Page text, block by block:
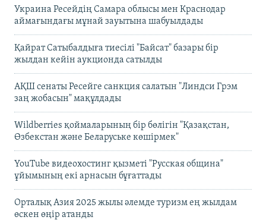
Украина Ресейдің Самара облысы мен Краснодар
аймағындағы мұнай зауытына шабуылдады
Қайрат Сатыбалдыға тиесілі "Байсат" базары бір
жылдан кейін аукционда сатылды
АҚШ сенаты Ресейге санкция салатын "Линдси Грэм
заң жобасын" мақұлдады
Wildberries қоймаларының бір бөлігін "Қазақстан,
Өзбекстан және Беларуське көшірмек"
YouTube видеохостинг қызметі "Русская община"
ұйымының екі арнасын бұғаттады
Орталық Азия 2025 жылы әлемде туризм ең жылдам
өскен өңір атанды